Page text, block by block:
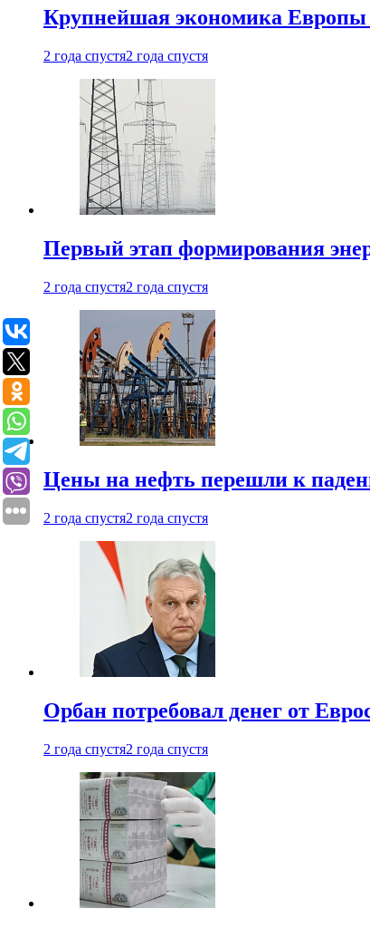
Крупнейшая экономика Европы
2 года спустя2 года спустя
Первый этап формирования
2 года спустя2 года спустя
Цены на нефть перешли к
2 года спустя2 года спустя
Орбан потребовал денег от
2 года спустя2 года спустя